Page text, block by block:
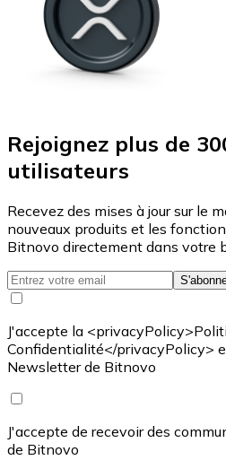
Rejoignez plus de
utilisateurs
Recevez des mises à jour sur le
nouveaux produits et les
Bitnovo directement dans votre
J'accepte la
Confidentialité</privacyPolicy>
Newsletter de Bitnovo
J'accepte de recevoir des
de Bitnovo